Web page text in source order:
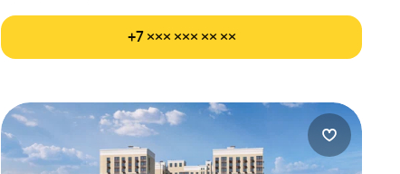
+7 ××× ××× ×× ××